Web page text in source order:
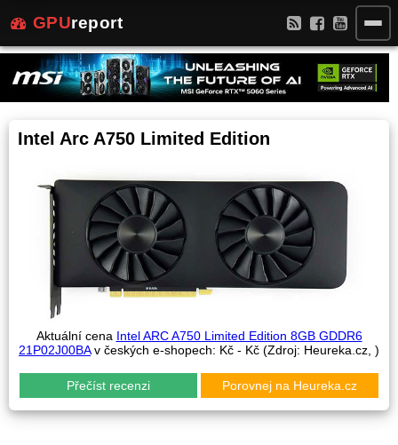
GPUreport
Intel Arc A750 Limited Edition
Aktuální cena Intel ARC A750 Limited Edition 8GB GDDR6
21P02J00BAv českých e-shopech: Kč - Kč (Zdroj: Heureka.cz, )
Přečíst recenzi Porovnej na Heureka.cz